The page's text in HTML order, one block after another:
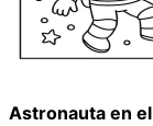
Astronauta en